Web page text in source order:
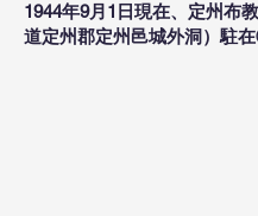
1944年9月1日現在、定州布
道定州郡定州邑城外洞）駐